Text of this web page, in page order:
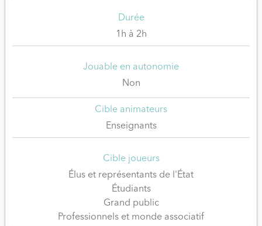
Durée
1h à 2h
Jouable en autonomie
Non
Cible animateurs
Enseignants
Cible joueurs
Élus et représentants de l'État
Étudiants
Grand public
Professionnels et monde associatif